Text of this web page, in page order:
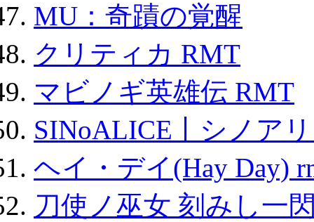
MU：奇蹟の覚醒
クリティカ RMT
マビノギ英雄伝 RMT
SINoALICE丨シノア
ヘイ・デイ(Hay Day)
刀使ノ巫女 刻みし一